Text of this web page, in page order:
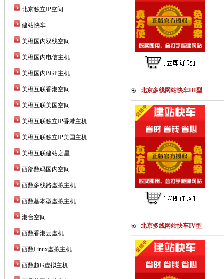
北京独立IP空间
建站快车
美橙国内双线空间
美橙国内电信主机
美橙国内BGP主机
美橙互联香港空间
美橙互联美国空间
美橙互联独立IP香港主机
美橙互联独立IP美国主机
美橙互联建站之星
西部数码国内空间
西数多线路虚拟主机
西数基本型虚拟主机
港台空间
西数香港云虚机
西数Linux虚拟主机
西数超G虚拟主机
北京多线网站快车III型
北京多线网站快车IV型